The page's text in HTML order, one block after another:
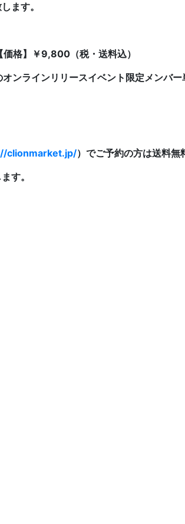
ます。
格】￥9,800（税・送料込）
ンラインリリースイベント限定メンバ
clionmarket.jp/）でご予約の方は送料無
す。